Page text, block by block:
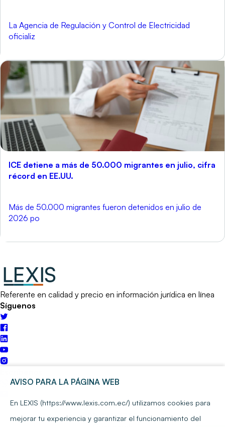
La Agencia de Regulación y Control de Electricidad
oficializ
ICE detiene a más de 50.000 migrantes en julio, cifra
récord en EE.UU.
Más de 50.000 migrantes fueron detenidos en julio de
2026 po
AVISO PARA LA PÁGINA WEB
En LEXIS (https://www.lexis.com.ec/) utilizamos cookies para
mejorar tu experiencia y garantizar el funcionamiento del
Referente en calidad y precio en información jurídica en línea
Síguenos
Quito:
02 476 7750